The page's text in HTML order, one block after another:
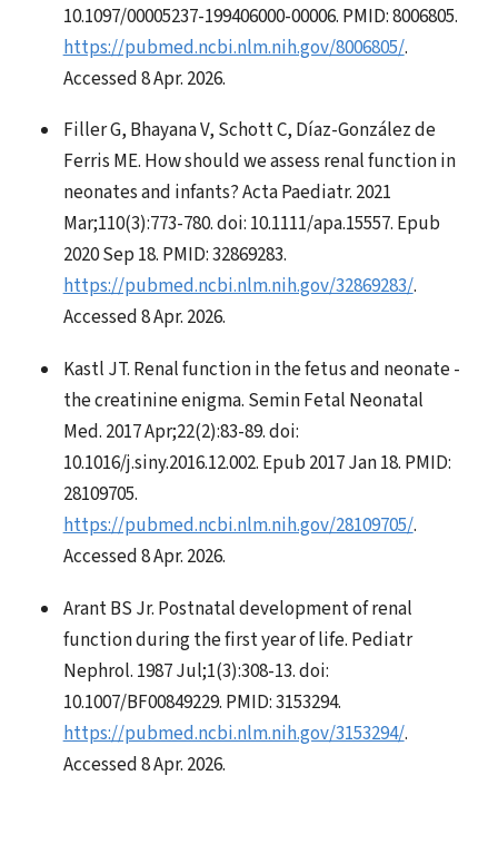
10.1097/00005237-199406000-00006. PMID: 8006805.
https://pubmed.ncbi.nlm.nih.gov/8006805/.
Accessed 8 Apr. 2026.
Filler G, Bhayana V, Schott C, Díaz-González de
Ferris ME. How should we assess renal function in
neonates and infants? Acta Paediatr. 2021
Mar;110(3):773-780. doi: 10.1111/apa.15557. Epub
2020 Sep 18. PMID: 32869283.
https://pubmed.ncbi.nlm.nih.gov/32869283/.
Accessed 8 Apr. 2026.
Kastl JT. Renal function in the fetus and neonate -
the creatinine enigma. Semin Fetal Neonatal
Med. 2017 Apr;22(2):83-89. doi:
10.1016/j.siny.2016.12.002. Epub 2017 Jan 18. PMID:
28109705.
https://pubmed.ncbi.nlm.nih.gov/28109705/.
Accessed 8 Apr. 2026.
Arant BS Jr. Postnatal development of renal
function during the first year of life. Pediatr
Nephrol. 1987 Jul;1(3):308-13. doi:
10.1007/BF00849229. PMID: 3153294.
https://pubmed.ncbi.nlm.nih.gov/3153294/.
Accessed 8 Apr. 2026.